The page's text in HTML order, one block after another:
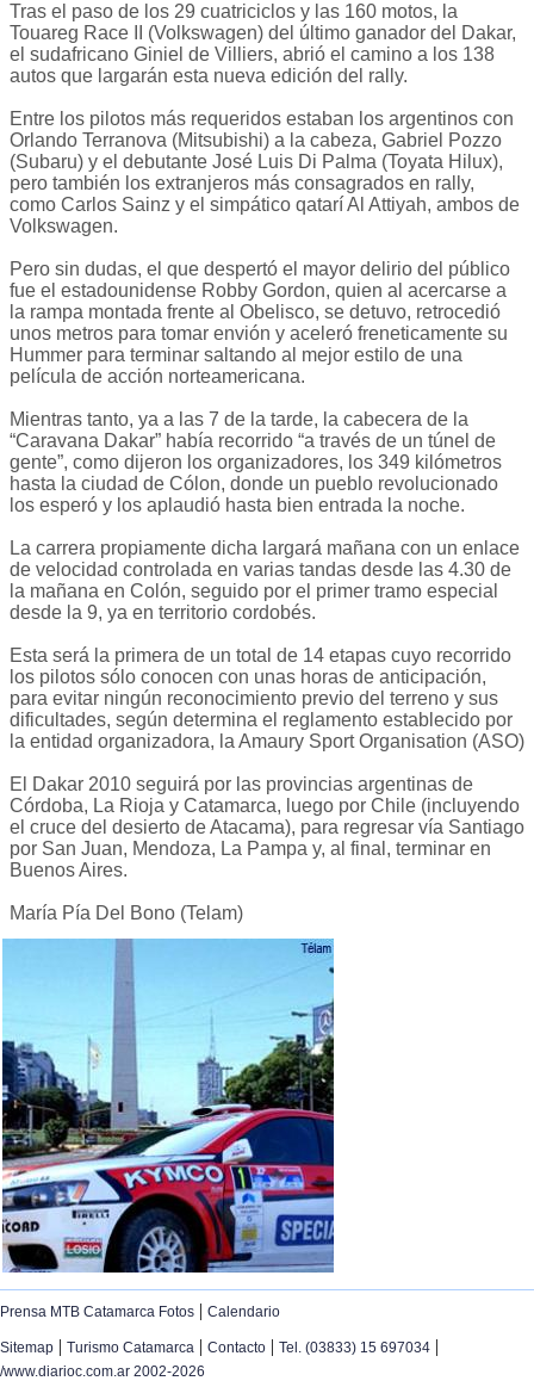
Tras el paso de los 29 cuatriciclos y las 160 motos, la
Touareg Race II (Volkswagen) del último ganador del Dakar,
el sudafricano Giniel de Villiers, abrió el camino a los 138
autos que largarán esta nueva edición del rally.
Entre los pilotos más requeridos estaban los argentinos con
Orlando Terranova (Mitsubishi) a la cabeza, Gabriel Pozzo
(Subaru) y el debutante José Luis Di Palma (Toyata Hilux),
pero también los extranjeros más consagrados en rally,
como Carlos Sainz y el simpático qatarí Al Attiyah, ambos de
Volkswagen.
Pero sin dudas, el que despertó el mayor delirio del público
fue el estadounidense Robby Gordon, quien al acercarse a
la rampa montada frente al Obelisco, se detuvo, retrocedió
unos metros para tomar envión y aceleró freneticamente su
Hummer para terminar saltando al mejor estilo de una
película de acción norteamericana.
Mientras tanto, ya a las 7 de la tarde, la cabecera de la
“Caravana Dakar” había recorrido “a través de un túnel de
gente”, como dijeron los organizadores, los 349 kilómetros
hasta la ciudad de Cólon, donde un pueblo revolucionado
los esperó y los aplaudió hasta bien entrada la noche.
La carrera propiamente dicha largará mañana con un enlace
de velocidad controlada en varias tandas desde las 4.30 de
la mañana en Colón, seguido por el primer tramo especial
desde la 9, ya en territorio cordobés.
Esta será la primera de un total de 14 etapas cuyo recorrido
los pilotos sólo conocen con unas horas de anticipación,
para evitar ningún reconocimiento previo del terreno y sus
dificultades, según determina el reglamento establecido por
la entidad organizadora, la Amaury Sport Organisation (ASO)
El Dakar 2010 seguirá por las provincias argentinas de
Córdoba, La Rioja y Catamarca, luego por Chile (incluyendo
el cruce del desierto de Atacama), para regresar vía Santiago
por San Juan, Mendoza, La Pampa y, al final, terminar en
Buenos Aires.
María Pía Del Bono (Telam)
Prensa MTB Catamarca Fotos | Calendario
Sitemap | Turismo Catamarca | Contacto | Tel. (03833) 15 697034 |
/www.diarioc.com.ar 2002-2026